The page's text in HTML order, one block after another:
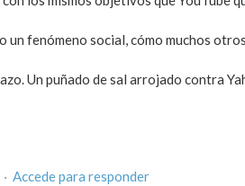
un fenómeno social, cómo muchos
Un puñado de sal arrojado contra
Accede para responder